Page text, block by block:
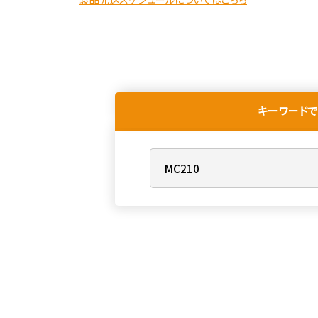
キーワード